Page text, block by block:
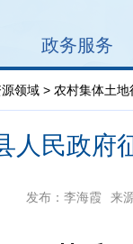
政务服务
领域 > 农村集体土地
人民政府
发布：李海霞 来